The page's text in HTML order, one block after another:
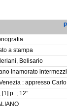
a stampa
Belisario
inamorato
: appresso
[1] p. ; 12°